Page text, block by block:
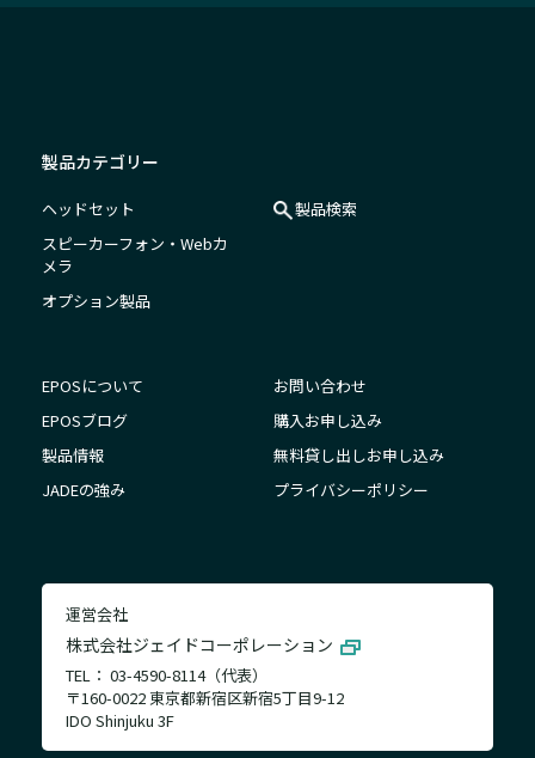
製品カテゴリー
ヘッドセット
スピーカーフォン・Webカ
メラ
オプション製品
製品検索
EPOSについて
EPOSブログ
製品情報
JADEの強み
お問い合わせ
購入お申し込み
無料貸し出しお申し込み
プライバシーポリシー
運営会社
株式会社ジェイドコーポレーション
TEL： 03-4590-8114（代表）
〒160-0022 東京都新宿区新宿5丁目9-12
IDO Shinjuku 3F